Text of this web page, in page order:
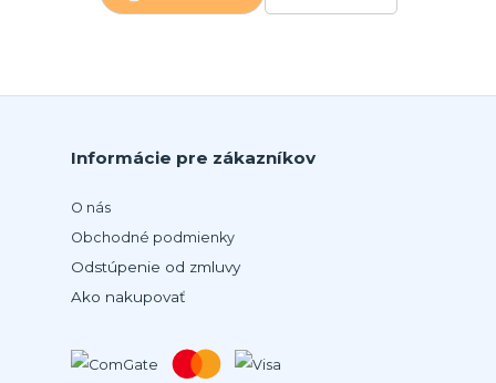
Informácie pre zákazníkov
O nás
Obchodné podmienky
Odstúpenie od zmluvy
Ako nakupovať